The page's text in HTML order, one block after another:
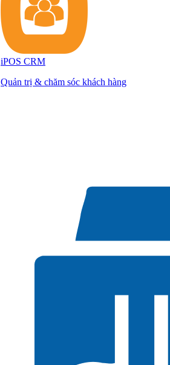
iPOS CRM
Quản trị & chăm sóc khách hàng